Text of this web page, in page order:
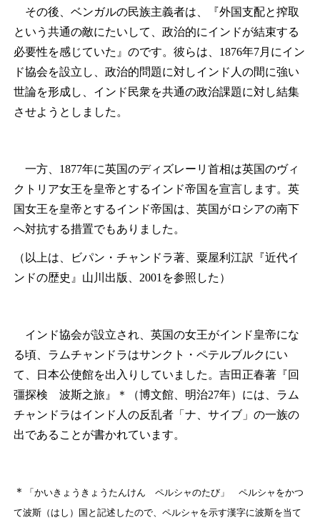
その後、ベンガルの民族主義者は、『外国支配と搾取
という共通の敵にたいして、政治的にインドが結束する
必要性を感じていた』のです。彼らは、1876年7月にイン
ド協会を設立し、政治的問題に対しインド人の間に強い
世論を形成し、インド民衆を共通の政治課題に対し結集
させようとしました。
一方、1877年に英国のディズレーリ首相は英国のヴィ
クトリア女王を皇帝とするインド帝国を宣言します。英
国女王を皇帝とするインド帝国は、英国がロシアの南下
へ対抗する措置でもありました。
（以上は、ビパン・チャンドラ著、粟屋利江訳『近代イ
ンドの歴史』山川出版、2001を参照した）
インド協会が設立され、英国の女王がインド皇帝にな
る頃、ラムチャンドラはサンクト・ペテルブルクにい
て、日本公使館を出入りしていました。吉田正春著『回
彊探検 波斯之旅』
＊
（博文館、明治27年）には、ラム
チャンドラはインド人の反乱者「ナ、サイブ」の一族の
出であることが書かれています。
＊
「かいきょうきょうたんけん ペルシャのたび」 ペルシャをかつ
て波斯（はし）国と記述したので、ペルシャを示す漢字に波斯を当て